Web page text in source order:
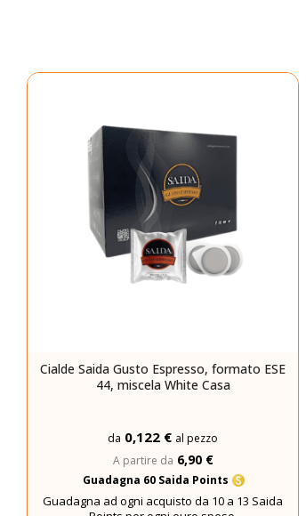
Cialde Saida Gusto Espresso, formato ESE
44, miscela White Casa
da 0,122 € al pezzo
A partire da 6,90 €
Guadagna 60 Saida Points
Guadagna ad ogni acquisto da 10 a 13 Saida